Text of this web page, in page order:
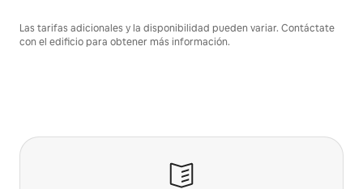
Las tarifas adicionales y la disponibilidad pueden variar. Contáctate
con el edificio para obtener más información.